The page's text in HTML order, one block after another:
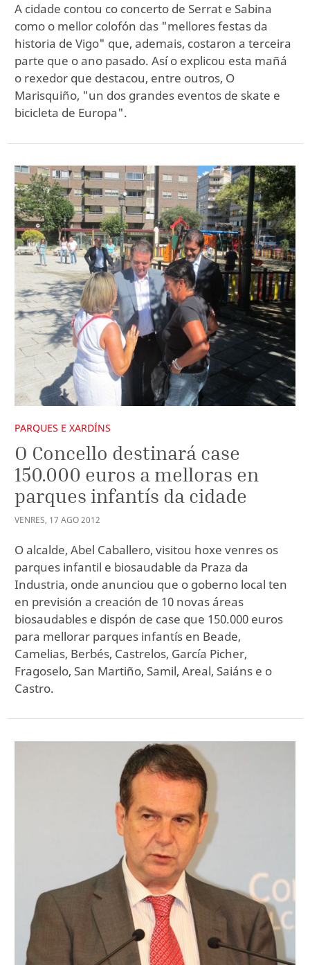
A cidade contou co concerto de Serrat e Sabina
como o mellor colofón das "mellores festas da
historia de Vigo" que, ademais, costaron a terceira
parte que o ano pasado. Así o explicou esta mañá
o rexedor que destacou, entre outros, O
Marisquiño, "un dos grandes eventos de skate e
bicicleta de Europa".
PARQUES E XARDÍNS
O Concello destinará case
150.000 euros a melloras en
parques infantís da cidade
VENRES, 17 AGO2012
O alcalde, Abel Caballero, visitou hoxe venres os
parques infantil e biosaudable da Praza da
Industria, onde anunciou que o goberno local ten
en previsión a creación de 10 novas áreas
biosaudables e dispón de case que 150.000 euros
para mellorar parques infantís en Beade,
Camelias, Berbés, Castrelos, García Picher,
Fragoselo, San Martiño, Samil, Areal, Saiáns e o
Castro.